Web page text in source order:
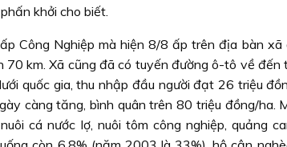
khởi cho biết.
Công Nghiệp mà hiện 8/8 ấp trên địa bàn
70 km. Xã cũng đã có tuyến đường ô-tô về
quốc gia, thu nhập đầu người đạt 26 triệu
càng tăng, bình quân trên 80 triệu đồng/ha.
cá nước lợ, nuôi tôm công nghiệp, quảng